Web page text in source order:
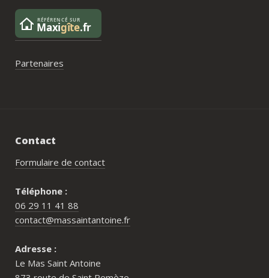
Partenaires
Contact
Formulaire de contact
Téléphone :
06 29 11 41 88
contact@massaintantoine.fr
Adresse :
Le Mas Saint Antoine